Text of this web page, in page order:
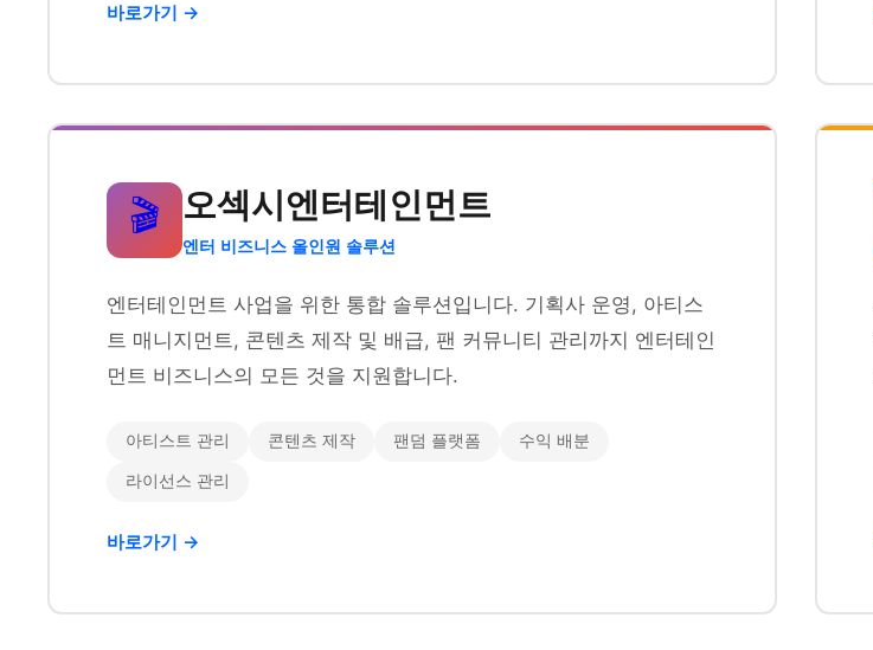
바로가기 →
🎬 오섹시엔터테인먼트
엔터 비즈니스 올인원 솔루션
엔터테인먼트 사업을 위한 통합 솔루션입니다. 기획사 운영, 아티스
트 매니지먼트, 콘텐츠 제작 및 배급, 팬 커뮤니티 관리까지 엔터테인
먼트 비즈니스의 모든 것을 지원합니다.
아티스트 관리 콘텐츠 제작 팬덤 플랫폼 수익 배분
라이선스 관리
바로가기 →